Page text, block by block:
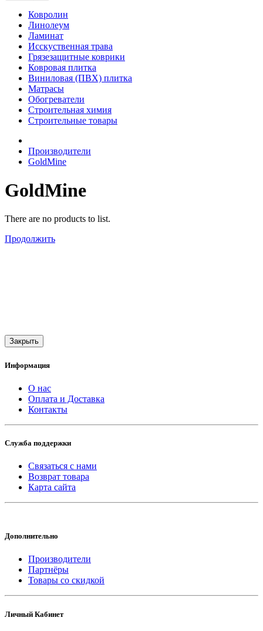
Ковролин
Линолеум
Ламинат
Исскуственная трава
Грязезащитные коврики
Ковровая плитка
Виниловая (ПВХ) плитка
Матрасы
Обогреватели
Строительная химия
Строительные товары
Производители
GoldMine
GoldMine
There are no products to list.
Продолжить
Закрыть
Информация
О нас
Оплата и Доставка
Контакты
Служба поддержки
Связаться с нами
Возврат товара
Карта сайта
Дополнительно
Производители
Партнёры
Товары со скидкой
Личный Кабинет